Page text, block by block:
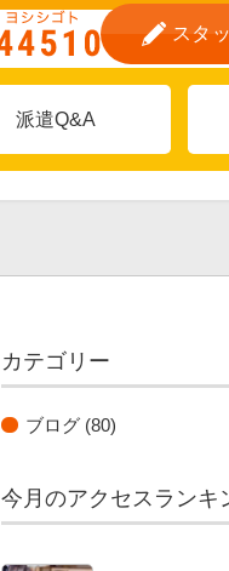
スタ
派遣Q&A
カテゴリー
ブログ (80)
今月のアクセスランキ